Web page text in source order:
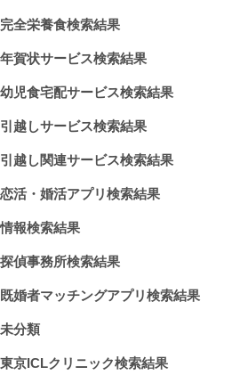
完全栄養食検索結果
年賀状サービス検索結果
幼児食宅配サービス検索結果
引越しサービス検索結果
引越し関連サービス検索結果
恋活・婚活アプリ検索結果
情報検索結果
探偵事務所検索結果
既婚者マッチングアプリ検索結果
未分類
東京ICLクリニック検索結果